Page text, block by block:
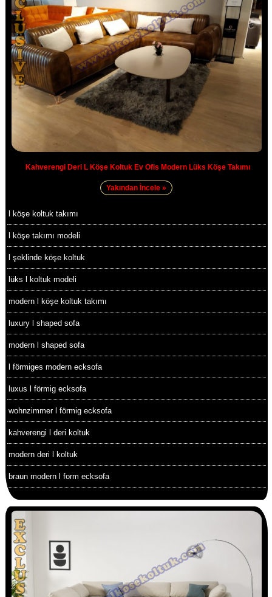
Kahverengi Deri L Köşe Koltuk Ev Ofis Modern Lüks Köşe Takımı
Yakından İncele »
l köşe koltuk takımı
l köşe takımı modeli
l şeklinde köşe koltuk
lüks l koltuk modeli
modern l köşe koltuk takımı
luxury l shaped sofa
modern l shaped sofa
l förmiges modern ecksofa
luxus l förmig ecksofa
wohnzimmer l förmig ecksofa
kahverengi l deri koltuk
modern deri l koltuk
braun modern l form ecksofa